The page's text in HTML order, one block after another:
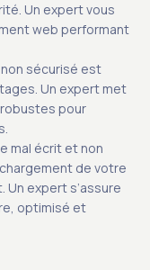
Un expert vous
web performant
sécurisé est
Un expert met
pour
mal écrit et non
de votre
expert s’assure
optimisé et